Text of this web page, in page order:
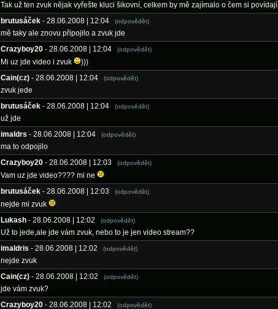
Tak už ten zvuk nějak vyřešte kluci šikovní, celkem by mě zajímalo o čem si povídají
brutusáček - 28.06.2008 | 12:04 (odpovědět)
mě taky ale znovu připojilo a zvuk jde
Crazyboy20 - 28.06.2008 | 12:04 (odpovědět)
Mi uz jde video i zvuk
)))
Cain(cz) - 28.06.2008 | 12:04 (odpovědět)
zvuk jede
brutusáček - 28.06.2008 | 12:04 (odpovědět)
už jde
imaldrs - 28.06.2008 | 12:04 (odpovědět)
ma to odpojilo
Crazyboy20 - 28.06.2008 | 12:03 (odpovědět)
Vam uz jde video???? mi ne
brutusáček - 28.06.2008 | 12:03 (odpovědět)
nejde mi zvuk
Lukash - 28.06.2008 | 12:02 (odpovědět)
Už to jede,ale jde vám zvuk, nebo to je jen video stream??
imaldris - 28.06.2008 | 12:02 (odpovědět)
nejde zvuk
Cain(cz) - 28.06.2008 | 12:02 (odpovědět)
jde vám zvuk?
Crazyboy20 - 28.06.2008 | 12:02 (odpovědět)